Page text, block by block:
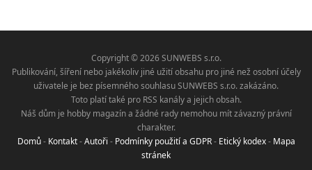
Copyright © 2026 SUNWEBS s.r.o.
Publikování, šíření nebo jakékoliv jiné užití obsahu pro jiné než osobní účely
uživatele je bez písemného souhlasu SUNWEBS s.r.o. zakázáno.
Toto platí také pro RSS kanály a jejich obsah.
Náš dům je hobby magazín a žádné rady nemohou mít závazný právní
charakter.
Domů- Kontakt-Autoři - Podmínky použití a GDPR- Etický kodex- Mapa
stránek